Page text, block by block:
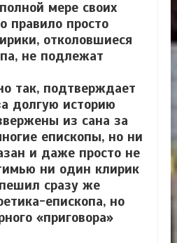
мере своих
правило просто
отколовшиеся
не подлежат
так, подтверждает
долгую историю
из сана за
епископы, но ни
и даже просто не
ни один клирик
сразу же
епископа, но
«приговора»